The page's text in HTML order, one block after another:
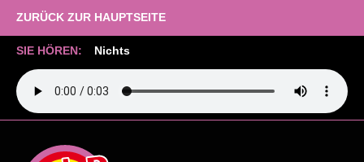
ZURÜCK ZUR HAUPTSEITE
SIE HÖREN: Nichts